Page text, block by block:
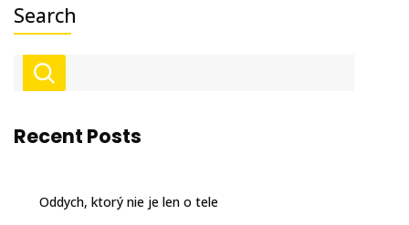
Search
Recent Posts
Oddych, ktorý nie je len o tele